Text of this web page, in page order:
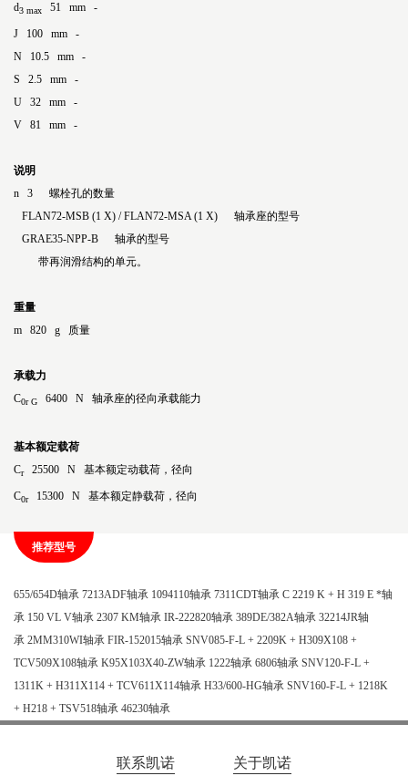
d3 max 51 mm -
J 100 mm -
N 10.5 mm -
S 2.5 mm -
U 32 mm -
V 81 mm -
说明
n 3 螺栓孔的数量
FLAN72-MSB (1 X) / FLAN72-MSA (1 X) 轴承座的型号
GRAE35-NPP-B 轴承的型号
带再润滑结构的单元。
重量
m 820 g 质量
承载力
C0r G 6400 N 轴承座的径向承载能力
基本额定载荷
Cr25500 N 基本额定动载荷，径向
C0r15300 N 基本额定静载荷，径向
推荐型号
655/654D轴承 7213ADF轴承 1094110轴承 7311CDT轴承 C 2219 K + H 319 E *轴
承 150 VL V轴承 2307 KM轴承 IR-222820轴承 389DE/382A轴承 32214JR轴
承 2MM310WI轴承 FIR-152015轴承 SNV085-F-L + 2209K + H309X108 +
TCV509X108轴承 K95X103X40-ZW轴承 1222轴承 6806轴承 SNV120-F-L +
1311K + H311X114 + TCV611X114轴承 H33/600-HG轴承 SNV160-F-L + 1218K
+ H218 + TSV518轴承 46230轴承
联系凯诺 关于凯诺